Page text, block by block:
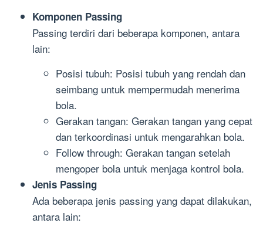
Komponen Passing
Passing terdiri dari beberapa komponen, antara
lain:
Posisi tubuh: Posisi tubuh yang rendah dan
seimbang untuk mempermudah menerima
bola.
Gerakan tangan: Gerakan tangan yang cepat
dan terkoordinasi untuk mengarahkan bola.
Follow through: Gerakan tangan setelah
mengoper bola untuk menjaga kontrol bola.
Jenis Passing
Ada beberapa jenis passing yang dapat dilakukan,
antara lain: